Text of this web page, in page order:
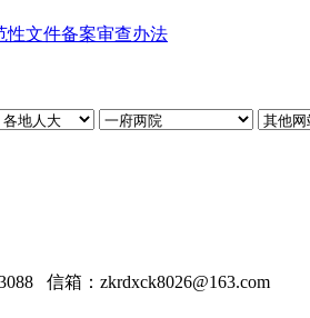
性文件备案审查办法
信箱：zkrdxck8026@163.com